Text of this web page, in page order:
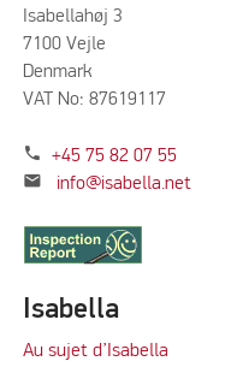
Isabellahøj 3
7100 Vejle
Denmark
VAT No: 87619117
phone +45 75 82 07 55
mail info@isabella.net
Isabella
Au sujet d’Isabella